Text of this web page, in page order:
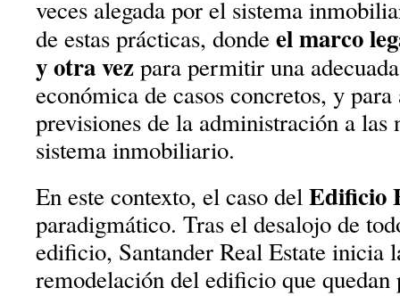
veces alegada por el sistema
de estas prácticas, dondeel marco
y otra vezpara permitir una
económica de casos concretos, y para
previsiones de la administración a las
sistema inmobiliario.
En este contexto, el caso delEdificio
paradigmático. Tras el desalojo de
edificio, Santander Real Estate inicia
remodelación del edificio que quedan